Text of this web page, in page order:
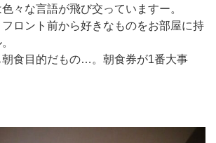
々な言語が飛び交っていますー。
ロント前から好きなものをお部屋に持
朝食目的だもの…。朝食券が1番大事